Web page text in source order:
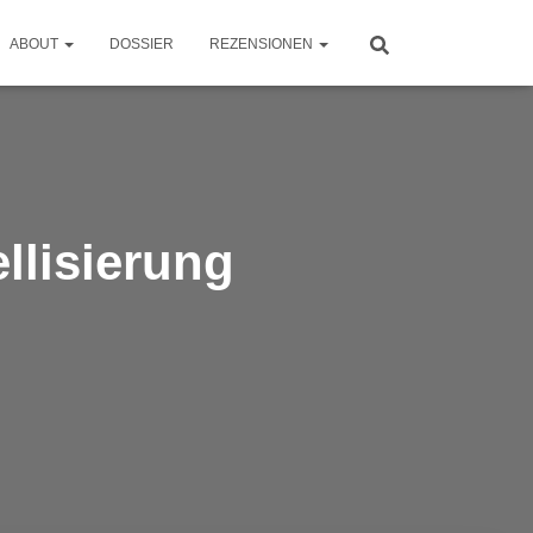
ABOUT DOSSIER REZENSIONEN